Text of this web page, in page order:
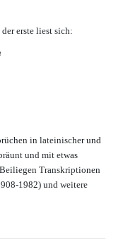
erste liest sich:
in lateinischer und
und mit etwas
Transkriptionen
1982) und weitere